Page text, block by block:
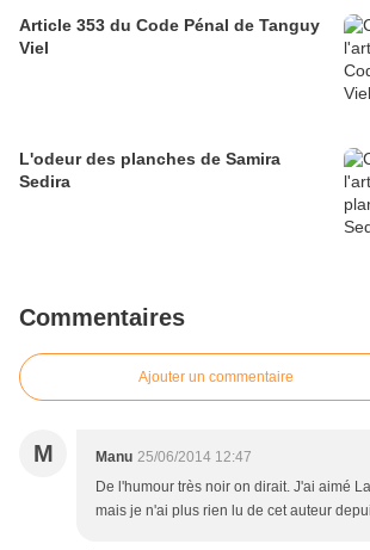
Article 353 du Code Pénal de Tanguy
Viel
L'odeur des planches de Samira
Sedira
Commentaires
Ajouter un commentaire
M Manu 25/06/2014 12:47
De l'humour très noir on dirait. J'ai aimé
mais je n'ai plus rien lu de cet auteur